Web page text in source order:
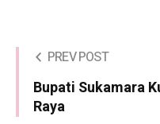
PREV POST
Bupati Sukamara
Raya